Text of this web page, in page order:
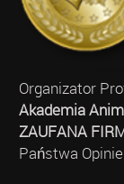
Organizator
Akademia
ZAUFANA
Państwa